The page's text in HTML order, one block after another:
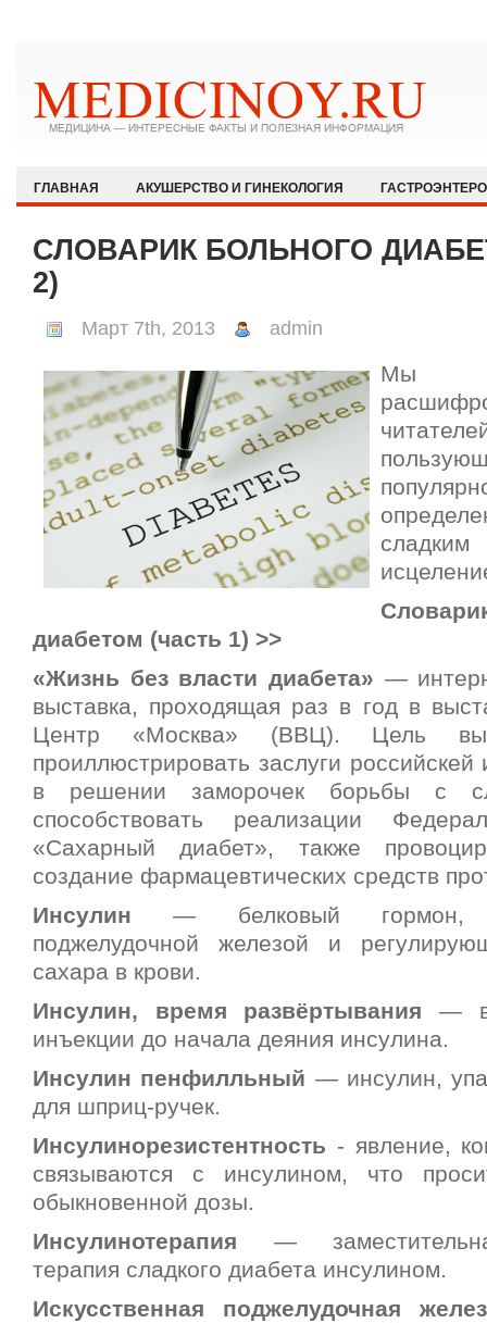
ГЛАВНАЯ АКУШЕРСТВО И ГИНЕКОЛОГИЯ
КАРДИОЛОГИЯ
МЕДИЦИНА И ОБЩЕСТВО
НЕВРОЛОГИЯ
ОФТАЛЬМОЛОГИЯ
РЕВМАТОЛОГИЯ И НЕФРОЛОГИЯ
ХИРУРГИЯ
ЭКСТРЕННАЯ МЕДИЦИНА ЭНДОКРИНОЛОГИЯ
СЛОВАРИК БОЛЬНОГО
2)
Март 7th, 2013 admin
Мы
диабетом (часть 1) >>
«Жизнь без власти диабета» —
выставка, проходящая раз в год в
Центр «Москва» (ВВЦ). Цель
проиллюстрировать заслуги российскей
в решении заморочек борьбы с
способствовать реализации
«Сахарный диабет», также
создание фармацевтических средств
Инсулин — белковый гормон,
поджелудочной железой и
сахара в крови.
Инсулин, время развёртывания —
инъекции до начала деяния инсулина.
Инсулин пенфилльный — инсулин,
для шприц-ручек.
Инсулинорезистентность - явление,
связываются с инсулином, что
обыкновенной дозы.
Инсулинотерапия —
терапия сладкого диабета инсулином.
Искусственная поджелудочная